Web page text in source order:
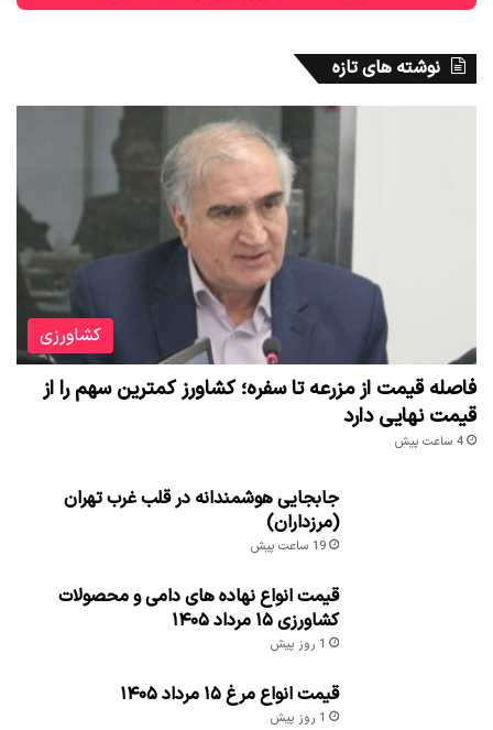
نوشته های تازه
کشاورزی
فاصله قیمت از مزرعه تا سفره؛ کشاورز کمترین سهم را از
قیمت نهایی دارد
4 ساعت پیش
جابجایی هوشمندانه در قلب غرب تهران
(مرزداران)
19 ساعت پیش
قیمت انواع نهاده های دامی و محصولات
کشاورزی ۱۵ مرداد ۱۴۰۵
1 روز پیش
قیمت انواع مرغ ۱۵ مرداد ۱۴۰۵
1 روز پیش